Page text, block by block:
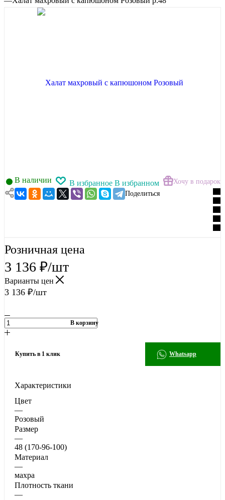
В наличии В избранное В избранном
Хочу в подарок
Поделиться
Розничная цена
3 136 ₽/шт
Варианты цен
3 136 ₽/шт
В корзину
Купить в 1 клик Whatsapp
Характеристики
Цвет
—
Розовый
Размер
—
48 (170-96-100)
Материал
—
махра
Плотность ткани
—